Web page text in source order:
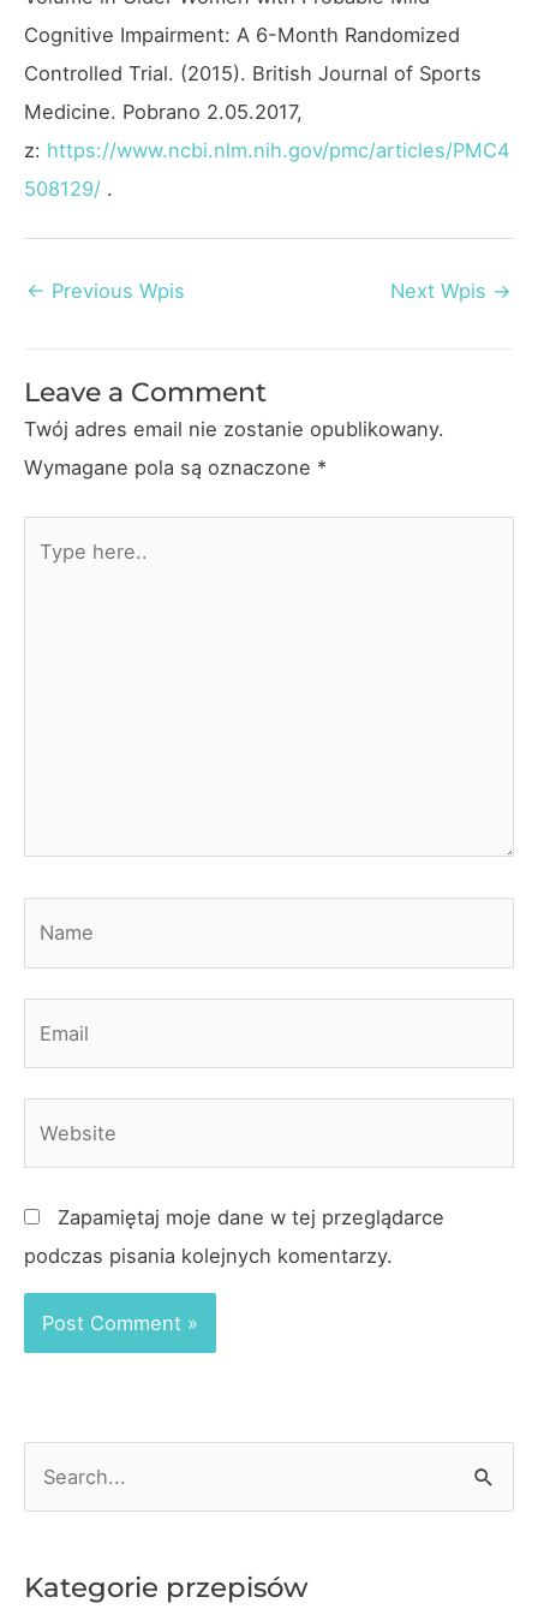
Cognitive Impairment: A 6-Month Randomized
Controlled Trial. (2015). British Journal of Sports
Medicine. Pobrano 2.05.2017,
z: https://www.ncbi.nlm.nih.gov/pmc/articles/PMC4
508129/ .
Post
← Previous Wpis Next Wpis →
Leave a Comment
Twój adres email nie zostanie opublikowany.
Wymagane pola są oznaczone *
Zapamiętaj moje dane w tej przeglądarce
podczas pisania kolejnych komentarzy.
rKategorie przepisów